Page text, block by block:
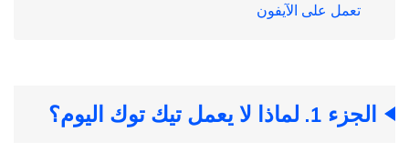
تعمل على الآيفون
الجزء 1. لماذا لا يعمل تيك توك اليوم؟